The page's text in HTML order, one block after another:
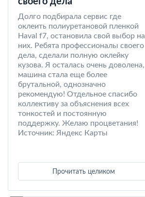
Долго подбирала сервис где
оклеить полиуретановой пленкой
Haval f7, остановила свой выбор на
них. Ребята профессионалы своего
дела, сделали полную оклейку
кузова. Я осталась очень доволена,
машина стала еще более
брутальной, однозначно
рекомендую! Отдельное спасибо
коллективу за объяснения всех
тонкостей и постоянную
поддержку. Желаю процветания!
Источник: Яндекс Карты
Прочитать целиком